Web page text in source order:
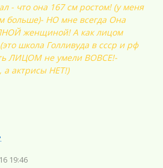
- что она 167 см ростом! (у меня
больше)- НО мне всегда Она
женщиной! А как лицом
школа Голливуда в ссср и рф
ЛИЦОМ не умели ВОВСЕ!-
а актрисы НЕТ!)
19:46